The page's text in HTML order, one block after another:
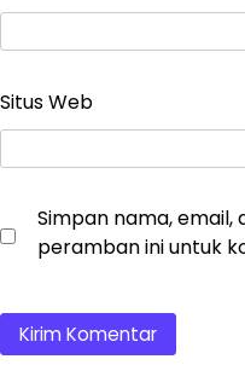
Situs Web
Simpan nama, email,
peramban ini untuk